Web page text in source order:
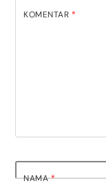
KOMENTAR *
NAMA*